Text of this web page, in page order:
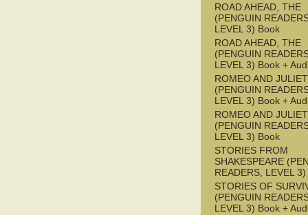
ROAD AHEAD, THE
(PENGUIN
LEVEL 3) Book
ROAD AHEAD, THE
(PENGUIN
LEVEL 3) Book +
ROMEO AND JULIET
(PENGUIN
LEVEL 3) Book +
ROMEO AND JULIET
(PENGUIN
LEVEL 3) Book
STORIES FROM
SHAKESPEARE
READERS, LEVEL
STORIES OF
(PENGUIN
LEVEL 3) Book +